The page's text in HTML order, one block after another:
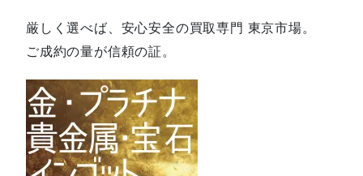
厳しく選べば、安心安全の買取専門 東京市場。
ご成約の量が信頼の証。